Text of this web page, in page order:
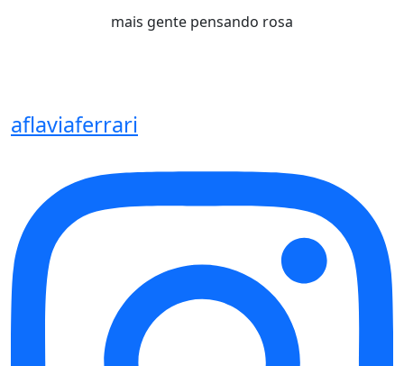
mais gente pensando rosa
aflaviaferrari